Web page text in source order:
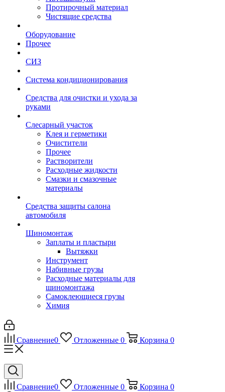
Протирочный материал
Чистящие средства
Оборудование
Прочее
СИЗ
Система кондиционирования
Средства для очистки и ухода за
руками
Слесарный участок
Клея и герметики
Очистители
Прочее
Растворители
Расходные жидкости
Смазки и смазочные
материалы
Средства защиты салона
автомобиля
Шиномонтаж
Заплаты и пластыри
Вытяжки
Инструмент
Набивные грузы
Расходные материалы для
шиномонтажа
Самоклеющиеся грузы
Химия
Сравнение0 Отложенные 0 Корзина 0
Сравнение0 Отложенные 0 Корзина 0